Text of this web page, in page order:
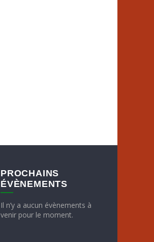
PROCHAINS
ÉVÈNEMENTS
Il n’y a aucun évènements à
venir pour le moment.